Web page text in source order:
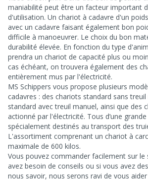
maniabilité peut être un facteur important
d'utilisation. Un chariot à cadavre d'un
avec un cadavre faisant également bon
difficile à manoeuvrer. Le choix du bon
durabilité élevée. En fonction du type
prendra un chariot de capacité plus ou
cas échéant, on trouvera également des
entièrement mus par l'électricité.
MS Schippers vous propose plusieurs
cadavres : des chariots standard sans
standard avec treuil manuel, ainsi que des
actionné par l'électricité. Tous d’une
spécialement destinés au transport des
L'assortiment comprenant un chariot à
maximale de 600 kilos.
Vous pouvez commander facilement sur le
avez besoin de conseils ou si vous avez
nous savoir, nous serons ravi de vous aider